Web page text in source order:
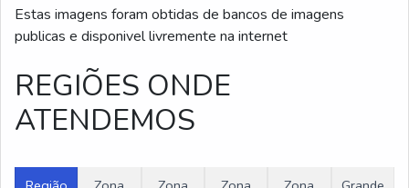
Estas imagens foram obtidas de bancos de imagens
publicas e disponivel livremente na internet
REGIÕES ONDE
ATENDEMOS